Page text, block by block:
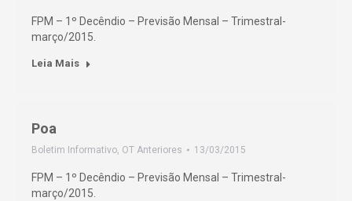
FPM – 1º Decêndio – Previsão Mensal – Trimestral-
março/2015.
Leia Mais
Poa
Boletim Informativo, OT Anteriores 13/03/2015
FPM – 1º Decêndio – Previsão Mensal – Trimestral-
março/2015.